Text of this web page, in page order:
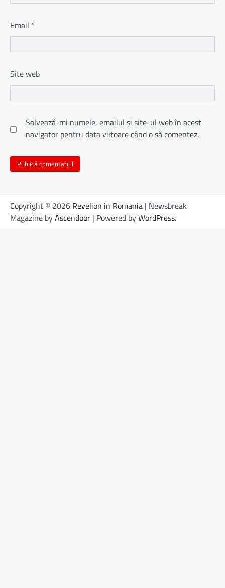
Email *
Site web
Salvează-mi numele, emailul și site-ul web în acest
navigator pentru data viitoare când o să comentez.
Copyright © 2026 Revelion in Romania | Newsbreak
Magazine byAscendoor | Powered byWordPress.